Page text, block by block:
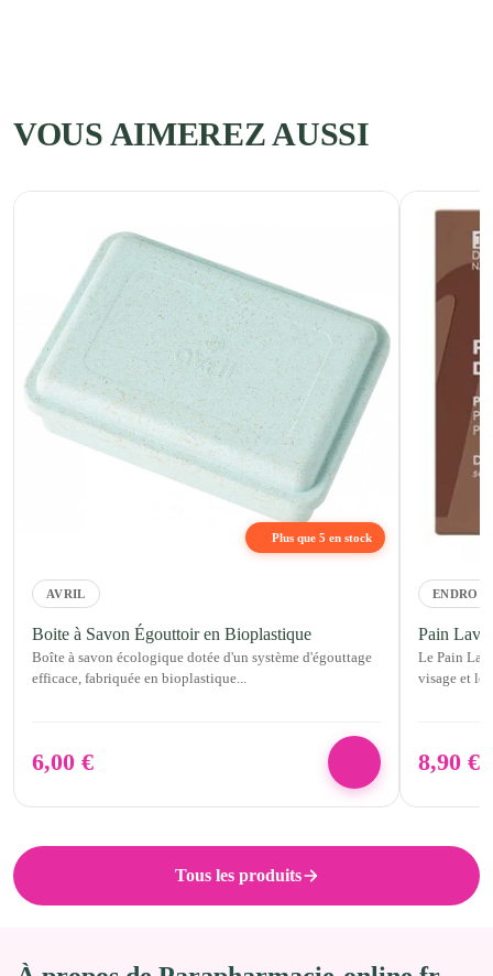
VOUS AIMEREZ AUSSI
Plus que 5 en stock
AVRIL
Boite à Savon Égouttoir en Bioplastique
Boîte à savon écologique dotée d'un système d'égouttage
efficace, fabriquée en bioplastique...
6,00 €
ENDRO
Pain
Le Pain
visage et le
8,90€
Tous les produits